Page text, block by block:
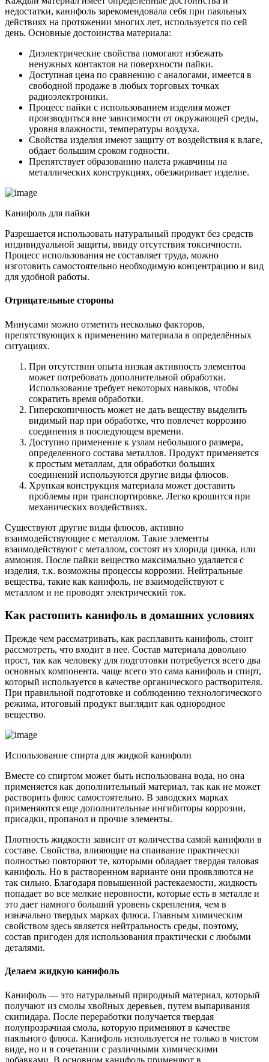
недостатки, канифоль зарекомендовала себя при паяльных
действиях на протяжении многих лет, используется по сей
день. Основные достоинства материала:
Диэлектрические свойства помогают избежать
ненужных контактов на поверхности пайки.
Доступная цена по сравнению с аналогами, имеется в
свободной продаже в любых торговых точках
радиоэлектроники.
Процесс пайки с использованием изделия может
производиться вне зависимости от окружающей среды,
уровня влажности, температуры воздуха.
Свойства изделия имеют защиту от воздействия к влаге,
обдает большим сроком годности.
Препятствует образованию налета ржавчины на
металлических конструкциях, обезжиривает изделие.
Канифоль для пайки
Разрешается использовать натуральный продукт без средств
индивидуальной защиты, ввиду отсутствия токсичности.
Процесс использования не составляет труда, можно
изготовить самостоятельно необходимую концентрацию и вид
для удобной работы.
Отрицательные стороны
Минусами можно отметить несколько факторов,
препятствующих к применению материала в определённых
ситуациях.
При отсутствии опыта низкая активность элементоа
может потребовать дополнительной обработки.
Использование требует некоторых навыков, чтобы
сократить время обработки.
Гиперскопичность может не дать веществу выделить
видимый пар при обработке, что повлечет коррозию
соединения в последующем времени.
Доступно применение к узлам небольшого размера,
определенного состава металлов. Продукт применяется
к простым металлам, для обработки больших
соединений используются другие виды флюсов.
Хрупкая конструкция материала может доставить
проблемы при транспортировке. Легко крошится при
механических воздействиях.
Существуют другие виды флюсов, активно
взаимодействующие с металлом. Такие элементы
взаимодействуют с металлом, состоят из хлорида цинка, или
аммония. После пайки вещество максимально удаляется с
изделия, т.к. возможны процессы коррозии. Нейтральные
вещества, такие как канифоль, не взаимодействуют с
металлом и не проводят электрический ток.
Как растопить канифоль в домашних условиях
Прежде чем рассматривать, как расплавить канифоль, стоит
рассмотреть, что входит в нее. Состав материала довольно
прост, так как человеку для подготовки потребуется всего два
основных компонента. чаще всего это сама канифоль и спирт,
который используется в качестве органического растворителя.
При правильной подготовке и соблюдению технологического
режима, итоговый продукт выглядит как однородное
вещество.
Использование спирта для жидкой канифоли
Вместе со спиртом может быть использована вода, но она
применяется как дополнительный материал, так как не может
растворить флюс самостоятельно. В заводских марках
применяются еще дополнительные ингибиторы коррозии,
присадки, пропанол и прочие элементы.
Плотность жидкости зависит от количества самой канифоли в
составе. Свойства, влияющие на спаивание практически
полностью повторяют те, которыми обладает твердая таловая
канифоль. Но в растворенном варианте они проявляются не
так сильно. Благодаря повышенной растекаемости, жидкость
попадает во все мелкие неровности, которые есть в металле и
это дает намного больший уровень скрепления, чем в
изначально твердых марках флюса. Главным химическим
свойством здесь является нейтральность среды, поэтому,
состав пригоден для использования практически с любыми
деталями.
Делаем жидкую канифоль
Канифоль — это натуральный природный материал, который
получают из смолы хвойных деревьев, путем выпаривания
скипидара. После переработки получается твердая
полупрозрачная смола, которую применяют в качестве
паяльного флюса. Канифоль используется не только в чистом
виде, но и в сочетании с различными химическими
добавками. В основном канифоль применяют в